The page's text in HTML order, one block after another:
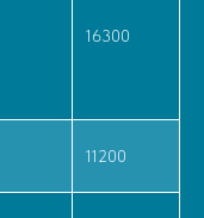
16300
11200